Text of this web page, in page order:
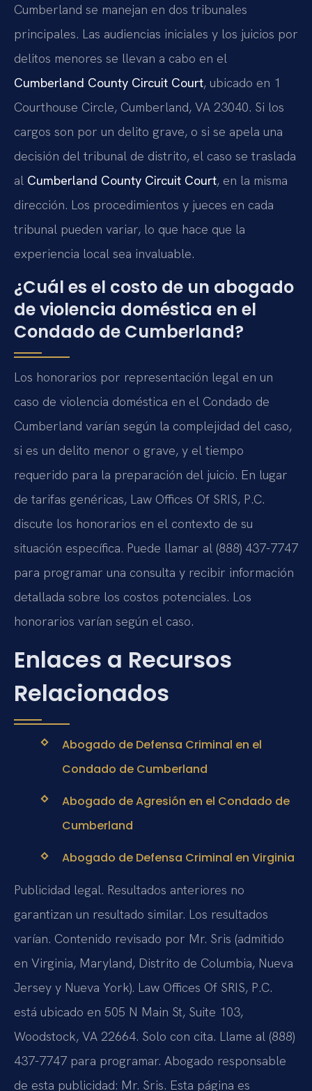
Cumberland se manejan en dos tribunales
principales. Las audiencias iniciales y los juicios por
delitos menores se llevan a cabo en el
Cumberland County Circuit Court, ubicado en 1
Courthouse Circle, Cumberland, VA 23040. Si los
cargos son por un delito grave, o si se apela una
decisión del tribunal de distrito, el caso se traslada
al Cumberland County Circuit Court, en la misma
dirección. Los procedimientos y jueces en cada
tribunal pueden variar, lo que hace que la
experiencia local sea invaluable.
¿Cuál es el costo de un abogado
de violencia doméstica en el
Condado de Cumberland?
Los honorarios por representación legal en un
caso de violencia doméstica en el Condado de
Cumberland varían según la complejidad del caso,
si es un delito menor o grave, y el tiempo
requerido para la preparación del juicio. En lugar
de tarifas genéricas, Law Offices Of SRIS, P.C.
discute los honorarios en el contexto de su
situación específica. Puede llamar al (888) 437-7747
para programar una consulta y recibir información
detallada sobre los costos potenciales. Los
honorarios varían según el caso.
Enlaces a Recursos
Relacionados
Abogado de Defensa Criminal en el
Condado de Cumberland
Abogado de Agresión en el Condado de
Cumberland
Abogado de Defensa Criminal en Virginia
Publicidad legal. Resultados anteriores no
garantizan un resultado similar. Los resultados
varían. Contenido revisado por Mr. Sris (admitido
en Virginia, Maryland, Distrito de Columbia, Nueva
Jersey y Nueva York). Law Offices Of SRIS, P.C.
está ubicado en 505 N Main St, Suite 103,
Woodstock, VA 22664. Solo con cita. Llame al (888)
437-7747 para programar. Abogado responsable
de esta publicidad: Mr. Sris. Esta página es